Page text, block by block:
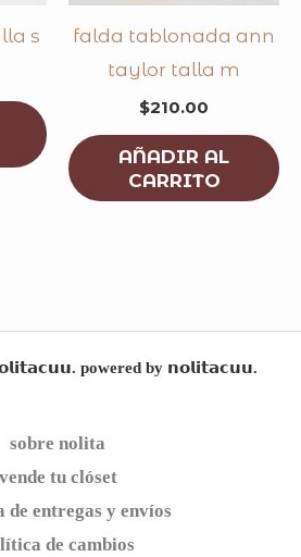
s
falda tablonada ann
taylor talla m
$210.00
AÑADIR AL
CARRITO
powered by 𝗻𝗼𝗹𝗶𝘁𝗮𝗰𝘂𝘂.
sobre nolita
vende tu clóset
de entregas y envíos
de cambios